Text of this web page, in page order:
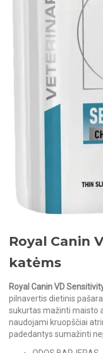
Royal Canin
katėms
Royal Canin VD
pilnavertis dietinis
sukurtas mažinti maisto
naudojami kruopščiai
padedantys sumažinti